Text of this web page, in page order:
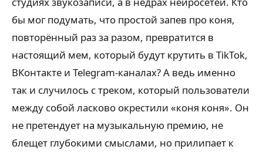
бы мог подумать, что простой запев про коня,
повторённый раз за разом, превратится в
настоящий мем, который будут крутить в TikTok,
ВКонтакте и Telegram-каналах? А ведь именно
так и случилось с треком, который пользователи
между собой ласково окрестили «коня коня». Он
не претендует на музыкальную премию, не
блещет глубокими смыслами, но прилипает к